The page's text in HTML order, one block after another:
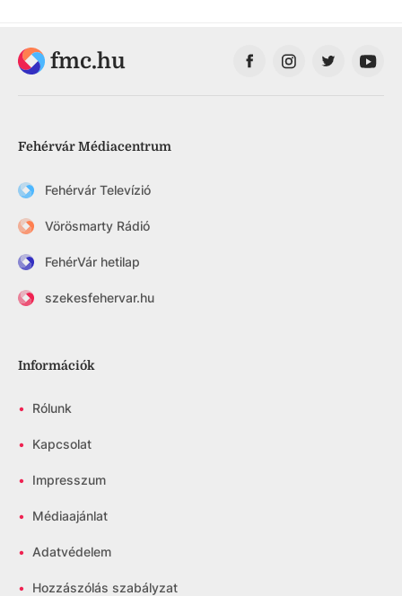
fmc.hu
Fehérvár Médiacentrum
Fehérvár Televízió
Vörösmarty Rádió
FehérVár hetilap
szekesfehervar.hu
Információk
• Rólunk
• Kapcsolat
• Impresszum
• Médiaajánlat
• Adatvédelem
• Hozzászólás szabályzat